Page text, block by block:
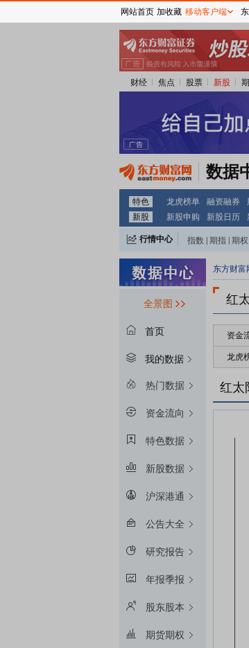
财经 焦点 股票 新股
数据
特色 龙虎榜单 融资融券
新股
新股申购 新股日历
行情中心 指数 期指 期权
全景图
首页
我的数据
热门数据
资金流向
特色数据
新股数据
沪深港通
公告大全
研究报告
年报季报
股东股本
期货期权
东方财富
红
资金
龙虎
红太
网站首页 加收藏 移动客户端